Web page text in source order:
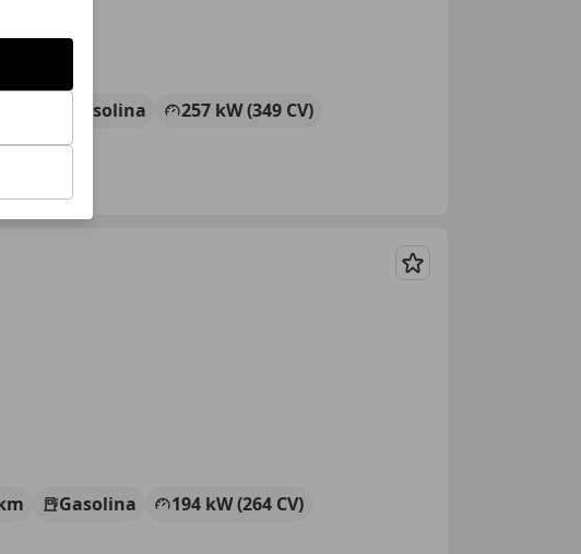
Gasolina
257 kW (349 CV)
Guardar
Gasolina
194 kW (264 CV)